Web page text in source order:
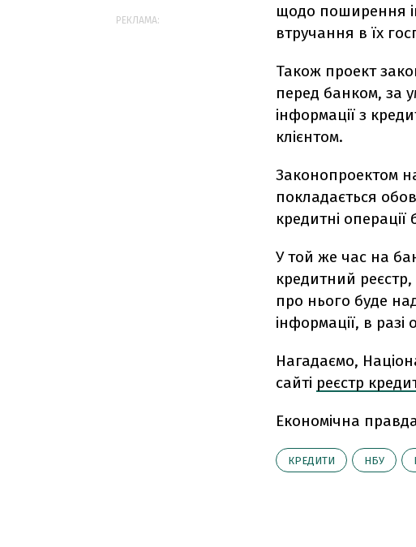
щодо поширення
втручання в їх
Також проект
перед банком, за
інформації з
клієнтом.
Законопроектом
покладається
кредитні
У той же час на
кредитний
про нього буде
інформації, в
Нагадаємо,
сайті реєстр
Економічна
КРЕДИТИ НБУ
РЕКЛАМА: